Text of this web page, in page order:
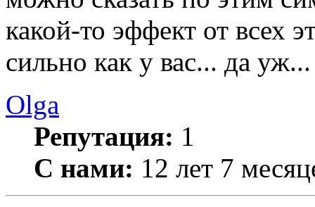
какой-то эффект от всех
сильно как у вас... да
Olga
Репутация: 1
С нами: 12 лет 7